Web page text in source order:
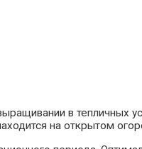
в тепличных
на открытом